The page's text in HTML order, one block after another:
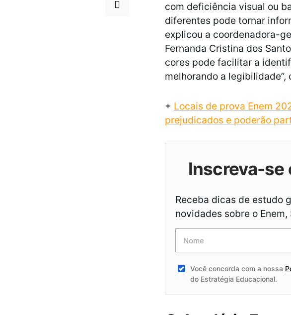
com deficiência visual ou
diferentes pode tornar
explicou a coordenadora-
Fernanda Cristina dos
cores pode facilitar a
melhorando a legibilidade”,
+ Locais de prova Enem
prejudicados e poderão
Inscreva-se
Receba dicas de estudo
novidades sobre o
Você concorda com a nossa
do Estratégia Educacional.